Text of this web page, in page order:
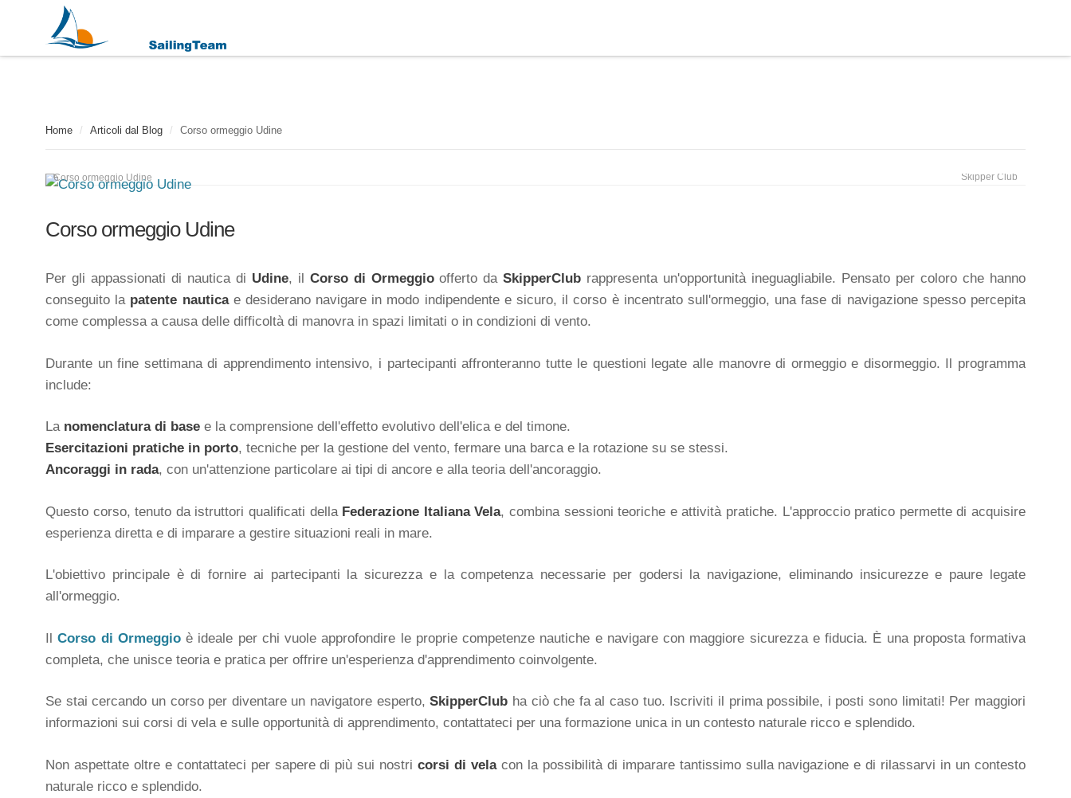
Home / Articoli dal Blog / Corso ormeggio Udine
Corso ormeggio Udine Skipper Club
Corso ormeggio Udine
Per gli appassionati di nautica di Udine, il Corso di Ormeggioofferto daSkipperClub rappresenta un'opportunità ineguagliabile. Pensato per coloro che hanno
conseguito la patente nauticae desiderano navigare in modo indipendente e sicuro, il corso è incentrato sull'ormeggio, una fase di navigazione spesso percepita
come complessa a causa delle difficoltà di manovra in spazi limitati o in condizioni di vento.
Durante un fine settimana di apprendimento intensivo, i partecipanti affronteranno tutte le questioni legate alle manovre di ormeggio e disormeggio. Il programma
include:
La nomenclatura di base e la comprensione dell'effetto evolutivo dell'elica e del timone.
Esercitazioni pratiche in porto, tecniche per la gestione del vento, fermare una barca e la rotazione su se stessi.
Ancoraggi in rada, con un'attenzione particolare ai tipi di ancore e alla teoria dell'ancoraggio.
Questo corso, tenuto da istruttori qualificati della Federazione Italiana Vela, combina sessioni teoriche e attività pratiche. L'approccio pratico permette di acquisire
esperienza diretta e di imparare a gestire situazioni reali in mare.
L'obiettivo principale è di fornire ai partecipanti la sicurezza e la competenza necessarie per godersi la navigazione, eliminando insicurezze e paure legate
all'ormeggio.
IlCorso di Ormeggioè ideale per chi vuole approfondire le proprie competenze nautiche e navigare con maggiore sicurezza e fiducia. È una proposta formativa
completa, che unisce teoria e pratica per offrire un'esperienza d'apprendimento coinvolgente.
Se stai cercando un corso per diventare un navigatore esperto,SkipperClub ha ciò che fa al caso tuo. Iscriviti il prima possibile, i posti sono limitati! Per maggiori
informazioni sui corsi di vela e sulle opportunità di apprendimento, contattateci per una formazione unica in un contesto naturale ricco e splendido.
Non aspettate oltre e contattateci per sapere di più sui nostricorsi di velacon la possibilità di imparare tantissimo sulla navigazione e di rilassarvi in un contesto
naturale ricco e splendido.